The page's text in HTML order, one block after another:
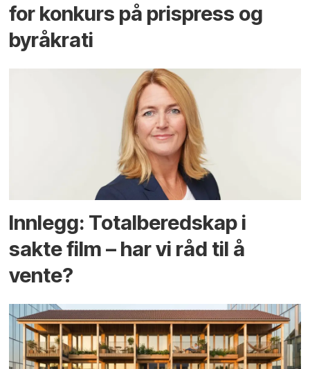
for konkurs på prispress og
byråkrati
Innlegg: Totalberedskap i
sakte film – har vi råd til å
vente?